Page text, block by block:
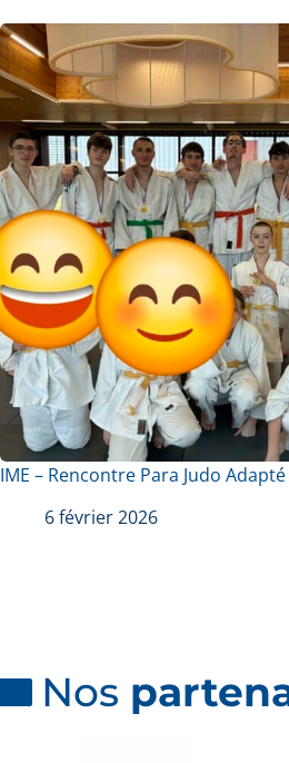
IME – Rencontre Para Judo Adapté
6 février 2026
Nos